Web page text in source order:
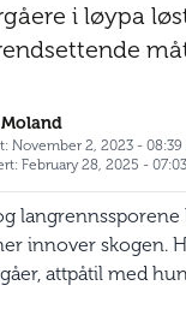
Trender
i løypa
November 2, 2023 - 08:39
February 28, 2025 -
innover skogen.
attpåtil med